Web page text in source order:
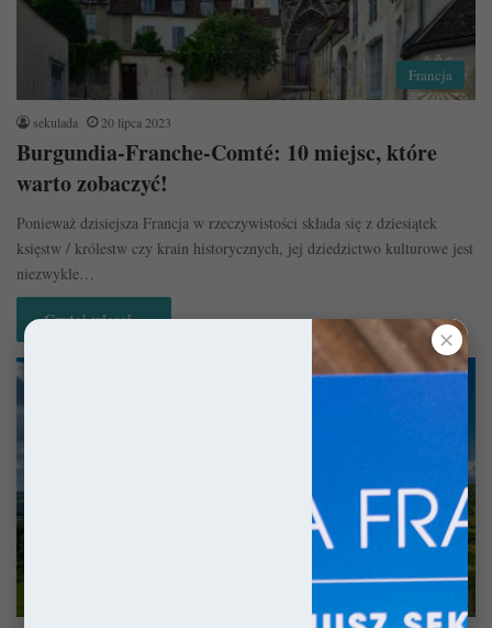
Francja
sekulada 20 lipca 2023
Burgundia-Franche-Comté: 10 miejsc, które
warto zobaczyć!
Ponieważ dzisiejsza Francja w rzeczywistości składa się z dziesiątek
księstw / królestw czy krain historycznych, jej dziedzictwo kulturowe jest
niezwykle…
Czytaj więcej »
✕